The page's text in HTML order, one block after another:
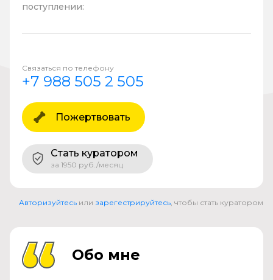
поступлении:
Связаться по телефону
+7 988 505 2 505
Пожертвовать
Стать куратором
за 1950 руб./месяц
Авторизуйтесь или зарегестрируйтесь , чтобы стать куратором
Обо мне